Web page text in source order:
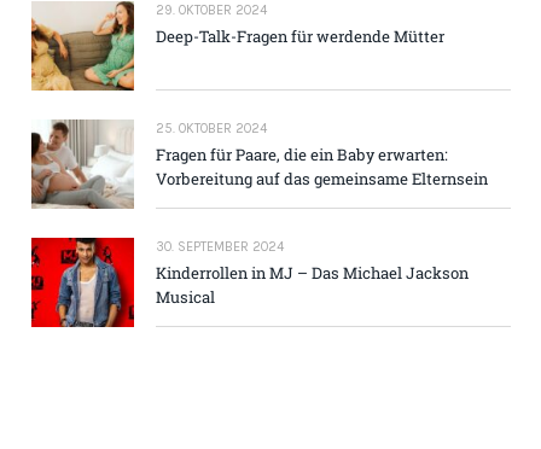
29. OKTOBER 2024
Deep-Talk-Fragen für werdende Mütter
25. OKTOBER 2024
Fragen für Paare, die ein Baby erwarten:
Vorbereitung auf das gemeinsame Elternsein
30. SEPTEMBER 2024
Kinderrollen in MJ – Das Michael Jackson
Musical